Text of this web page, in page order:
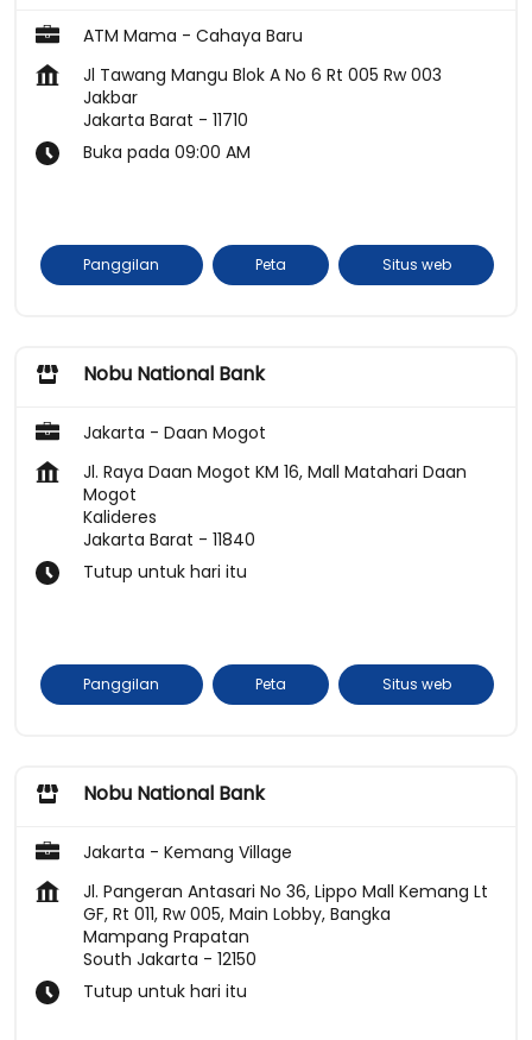
ATM Mama - Cahaya Baru
Jl Tawang Mangu Blok A No 6 Rt 005 Rw 003
Jakbar
Jakarta Barat - 11710
Buka pada 09:00 AM
Panggilan Peta Situs web
Nobu National Bank
Jakarta - Daan Mogot
Jl. Raya Daan Mogot KM 16, Mall Matahari Daan
Mogot
Kalideres
Jakarta Barat - 11840
Tutup untuk hari itu
Panggilan Peta Situs web
Nobu National Bank
Jakarta - Kemang Village
Jl. Pangeran Antasari No 36, Lippo Mall Kemang Lt
GF, Rt 011, Rw 005, Main Lobby, Bangka
Mampang Prapatan
South Jakarta - 12150
Tutup untuk hari itu